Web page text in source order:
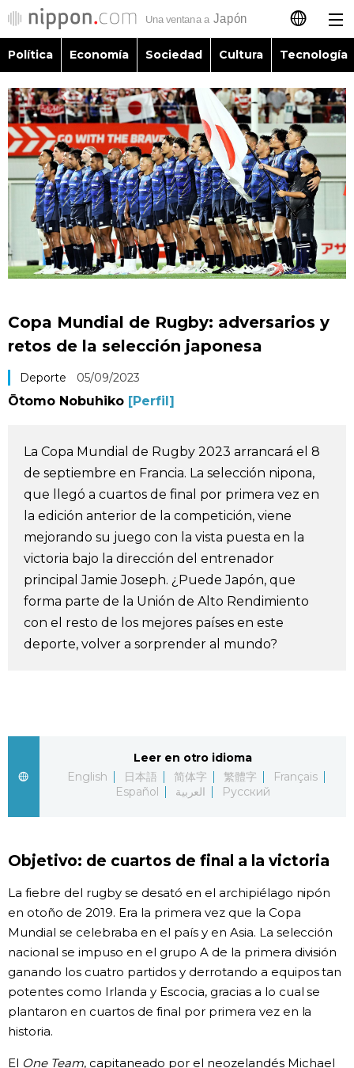
日本語
English
简体字
繁體字
Français
العربية
Política
Economía
Sociedad
Tecnología
Vida
Vídeos e imágenes
En profundidad
Más
Noticias
Datos de Japón
Gente
Blog
Avisos
official SNS
Política Economía Sociedad Cultura Tecnología
Copa Mundial de Rugby: adversarios y
retos de la selección japonesa
Deporte 05/09/2023
Ōtomo Nobuhiko [Perfil]
La Copa Mundial de Rugby 2023 arrancará el 8
de septiembre en Francia. La selección nipona,
que llegó a cuartos de final por primera vez en
la edición anterior de la competición, viene
mejorando su juego con la vista puesta en la
victoria bajo la dirección del entrenador
principal Jamie Joseph. ¿Puede Japón, que
forma parte de la Unión de Alto Rendimiento
con el resto de los mejores países en este
deporte, volver a sorprender al mundo?
Leer en otro idioma
English
日本語 简体字 繁體字
Français
Español
العربية Русский
Objetivo: de cuartos de final a la victoria
La fiebre del rugby se desató en el archipiélago nipón
en otoño de 2019. Era la primera vez que la Copa
Mundial se celebraba en el país y en Asia. La selección
nacional se impuso en el grupo A de la primera división
ganando los cuatro partidos y derrotando a equipos tan
potentes como Irlanda y Escocia, gracias a lo cual se
plantaron en cuartos de final por primera vez en la
historia.
El One Team, capitaneado por el neozelandés Michael